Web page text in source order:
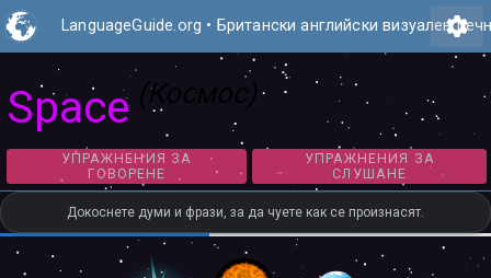
LanguageGuide.org • Британски английски визуаленsettings
Space (Космос)
УПРАЖНЕНИЯ ЗА
ГОВОРЕНЕ
УПРАЖНЕНИЯ
СЛУШАНЕ
Докоснете думи и фрази, за да чуете как се произнасят.